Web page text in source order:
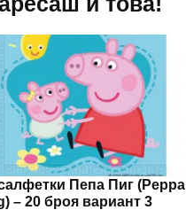
Пепа Пиг (Peppa
– 20 броя вариант 3